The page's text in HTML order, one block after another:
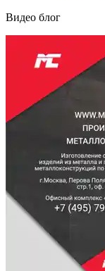
Видео блог